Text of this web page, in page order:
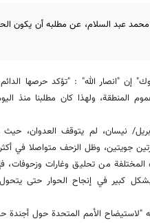
عبد السلام، عن مطلبه أن يكون
"انصار الله" : "تؤكد حرصها
ولهذا كان مطلبنا منذ
"للأسف ومنذ إعلان الإثنين 11 أبريل/ نيسان، لم
جويتين، وظل الزحف متواصلا في
المختلفة من تحليق وغارات وزحوفات،
بشكل كبير في إنجاح الحوار حتى
الأمم المتحدة حول أجندة